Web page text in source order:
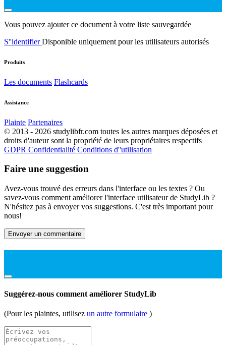
Vous pouvez ajouter ce document à votre liste sauvegardée
S''identifierDisponible uniquement pour les utilisateurs autorisés
Produits
Les documents Flashcards
Assistance
Plainte Partenaires
© 2013 - 2026 studylibfr.com toutes les autres marques déposées et
droits d'auteur sont la propriété de leurs propriétaires respectifs
GDPR Confidentialité Conditions d''utilisation
Faire une suggestion
Avez-vous trouvé des erreurs dans l'interface ou les textes ? Ou
savez-vous comment améliorer l'interface utilisateur de StudyLib ?
N'hésitez pas à envoyer vos suggestions. C'est très important pour
nous!
Envoyer un commentaire
Suggérez-nous comment améliorer StudyLib
(Pour les plaintes, utilisez un autre formulaire )